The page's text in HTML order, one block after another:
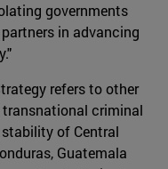
governments
in advancing
refers to other
transnational criminal
of Central
Guatemala